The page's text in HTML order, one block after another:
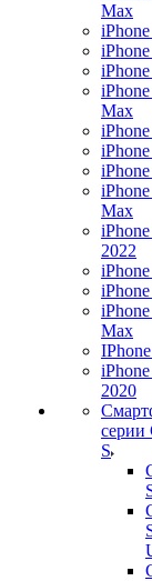
Max
Max
Max
2022
iPhone
Max
2020
серии
S